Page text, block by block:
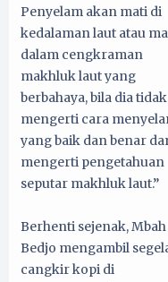
Penyelam akan mati di
kedalaman laut atau
dalam cengkraman
makhluk laut yang
berbahaya, bila dia tidak
mengerti cara
yang baik dan benar
mengerti pengetahuan
seputar makhluk laut.”
Berhenti sejenak, Mbah
Bedjo mengambil
cangkir kopi di